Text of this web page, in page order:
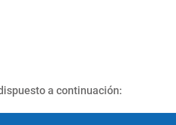
a continuación: